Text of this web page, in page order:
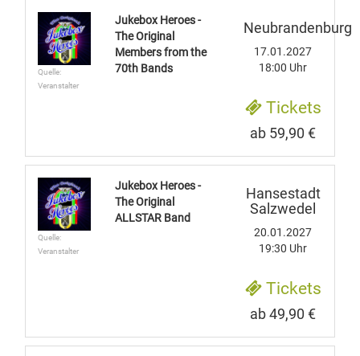
Quelle:
Veranstalter
Jukebox Heroes -
The Original
Members from the
70th Bands
Neubrandenburg
17.01.2027
18:00 Uhr
Tickets
ab 59,90 €
Quelle:
Veranstalter
Jukebox Heroes -
The Original
ALLSTAR Band
Hansestadt
Salzwedel
20.01.2027
19:30 Uhr
Tickets
ab 49,90 €